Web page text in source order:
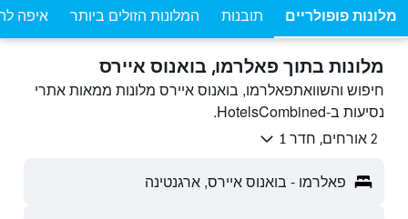
מלונות פופולריים תובנות המלונות הזולים ביותר איפה
מלונות בתוך פאלרמו, בואנוס איירס
חיפוש והשוואתפאלרמו, בואנוס איירס מלונות ממאות אתרי
נסיעות ב-HotelsCombined.
2 אורחים, חדר 1
פאלרמו - בואנוס איירס, ארגנטינה